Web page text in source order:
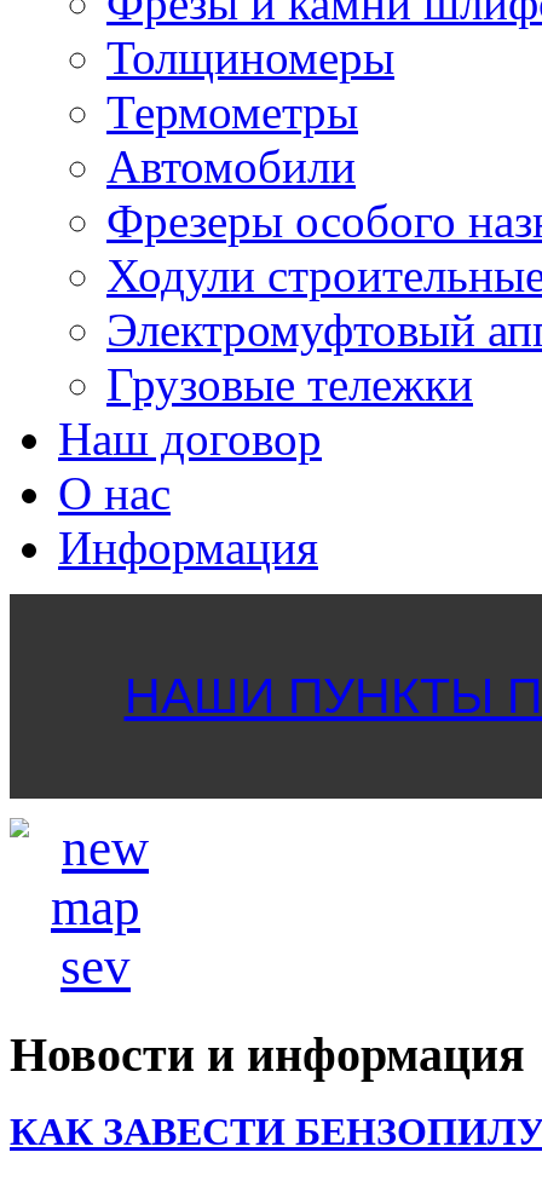
Толщиномеры
Термометры
Автомобили
Фрезеры особого
Ходули
Электромуфтовый
Грузовые тележки
Наш договор
О нас
Информация
НАШИ ПУНКТЫ
Новости и информация
КАК ЗАВЕСТИ